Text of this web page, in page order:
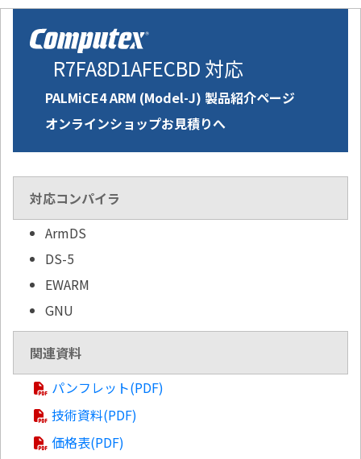
R7FA8D1AFECBD 対応
PALMiCE4 ARM (Model-J) 製品紹介ページ
オンラインショップお見積りへ
対応コンパイラ
ArmDS
DS-5
EWARM
GNU
関連資料
パンフレット(PDF)
技術資料(PDF)
価格表(PDF)